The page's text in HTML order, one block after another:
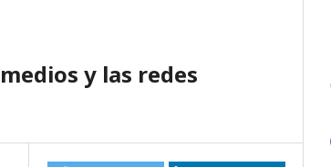
y las redes